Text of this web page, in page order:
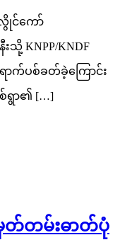
လွိုင်ကော်
KNPP/KNDF
ာက်ပစ်ခတ်ခဲ့ကြောင်း
စ်ရွာ၏ […]
တမ်းဓာတ်ပုံ